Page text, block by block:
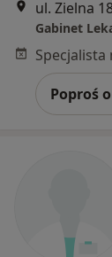
ul. Zielna
Gabinet
Poproś